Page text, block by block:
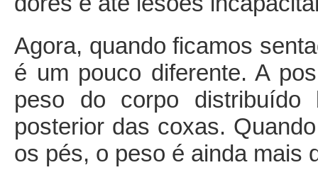
Agora, quando ficamos
é um pouco diferente. A
peso do corpo
posterior das coxas.
os pés, o peso é ainda mais